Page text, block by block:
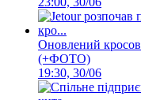
Оновлений
(+ФОТО)
19:30, 30/06